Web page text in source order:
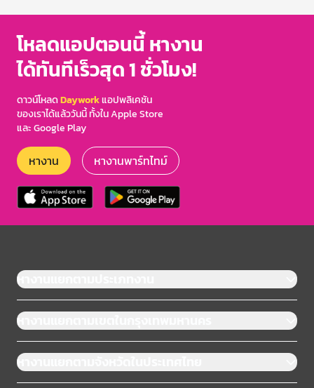
of
โหลดแอปตอนนี้ หางาน
ได้ทันทีเร็วสุด 1 ชั่วโมง!
ดาวน์โหลดDayworkแอปพลิเคชัน
ของเราได้แล้ววันนี้ ทั้งใน Apple Store
และ Google Play
หางาน หางานพาร์ทไทม์
หางานแยกตามประเภทงาน
หางานแยกตามเขตในกรุงเทพมหานคร
หางานแยกตามจังหวัดในประเทศไทย